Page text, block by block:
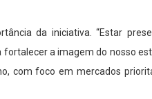
da iniciativa. “Estar
a imagem do nosso
com foco em mercados